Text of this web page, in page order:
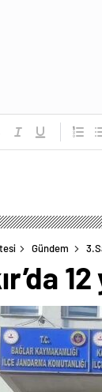
Gündem